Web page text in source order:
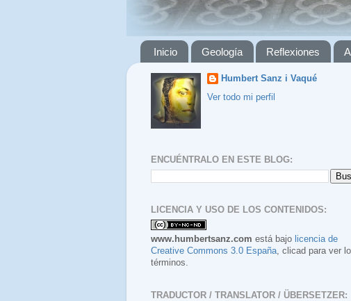
Inicio Geología Reflexiones
Humbert Sanz i Vaqué
Ver todo mi perfil
ENCUÉNTRALO EN ESTE BLOG:
LICENCIA Y USO DE LOS CONTENIDOS:
www.humbertsanz.com está bajo licencia de
Creative Commons 3.0 España , clicad para ver
términos.
TRADUCTOR / TRANSLATOR / ÜBERSETZER: